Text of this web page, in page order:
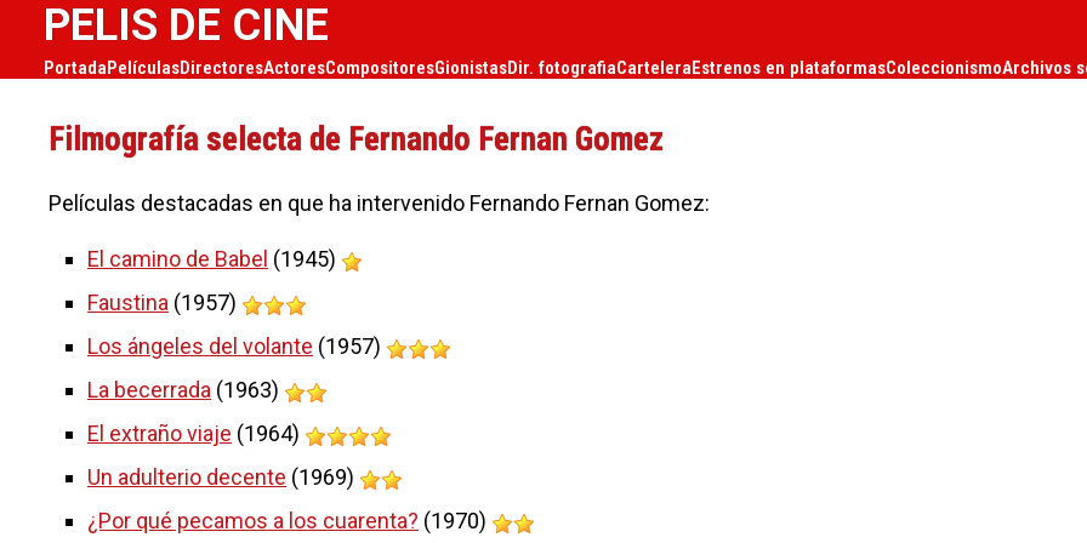
PELIS DE CINE
PortadaPelículasDirectoresActoresCompositoresGionistasDir. fotografiaCarteleraEstrenos en plataformasColeccionismoArchivos
Filmografía selecta de Fernando Fernan Gomez
Películas destacadas en que ha intervenido Fernando Fernan Gomez:
El camino de Babel (1945)
Faustina (1957)
Los ángeles del volante (1957)
La becerrada (1963)
El extraño viaje (1964)
Un adulterio decente (1969)
¿Por qué pecamos a los cuarenta? (1970)